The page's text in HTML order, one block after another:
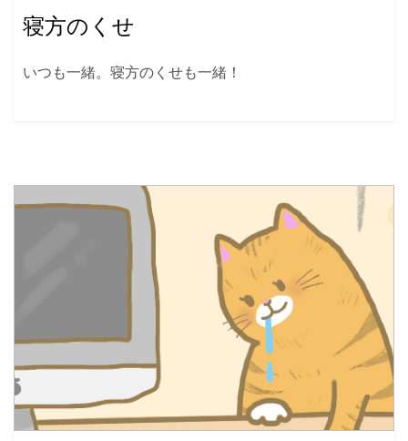
寝方のくせ
いつも一緒。寝方のくせも一緒！